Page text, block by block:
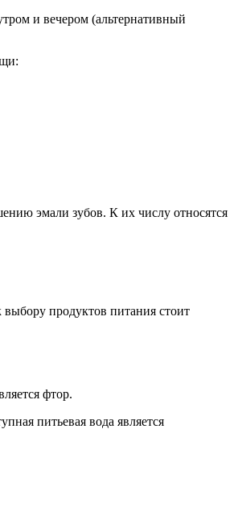
и вечером (альтернативный
эмали зубов. К их числу относятся
продуктов питания стоит
фтор.
питьевая вода является